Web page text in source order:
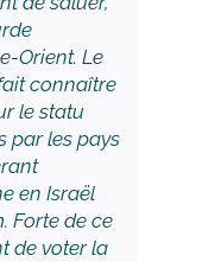
Orient. Le
connaître
le statu
par les pays
en Israël
Forte de ce
de voter la